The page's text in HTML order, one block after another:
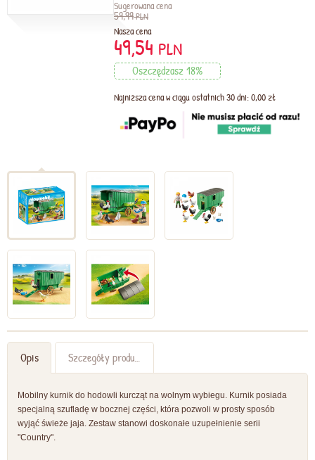
Sugerowana cena
59,99PLN
Nasza cena
49,54 PLN
Oszczędzasz 18%
Najniższa cena w ciągu ostatnich 30 dni: 0,00 zł
Opis Szczegóły produktu
Mobilny kurnik do hodowli kurcząt na wolnym wybiegu. Kurnik posiada
specjalną szufladę w bocznej części, która pozwoli w prosty sposób
wyjąć świeże jaja. Zestaw stanowi doskonałe uzupełnienie serii
"Country".